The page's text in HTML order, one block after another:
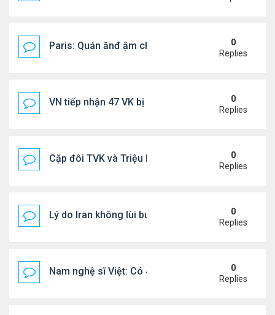
Paris: Quán ănđ ậm chất Việt đông kín khách chờ
0
Replies
VN tiếp nhận 47 VK bị Mỹ trục xuất, Công an
0
Replies
Cặp đôi TVK và Triệu Mẫn được yêu thích nhất
0
Replies
Lý do Iran không lùi bước trước lời đe dọa của
0
Replies
Nam nghệ sĩ Việt: Có 4 nhà ở Pháp, sống gần
0
Replies